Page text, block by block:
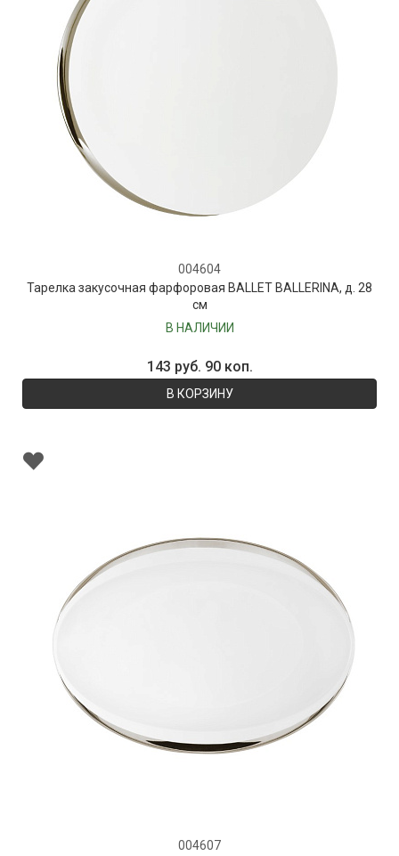
004604
Тарелка закусочная фарфоровая BALLET BALLERINA, д. 28
см
В НАЛИЧИИ
143 руб. 90 коп.
В КОРЗИНУ
004607